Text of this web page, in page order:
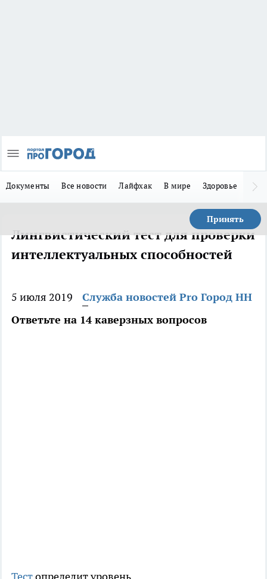
Документы Все новости Лайфхак В мире Здоровье
Принять
Лингвистический тест для проверки
интеллектуальных способностей
5 июля 2019
Служба новостей Pro Город НН
Ответьте на 14 каверзных вопросов